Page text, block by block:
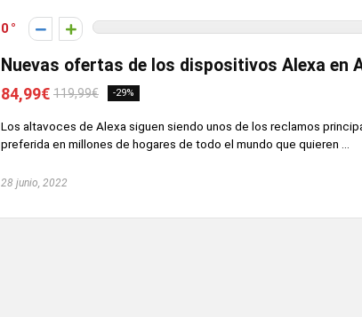
0
Nuevas ofertas de los dispositivos Alexa en
84,99€ 119,99€ -29%
Los altavoces de Alexa siguen siendo unos de los reclamos
preferida en millones de hogares de todo el mundo que quieren ...
28 junio, 2022